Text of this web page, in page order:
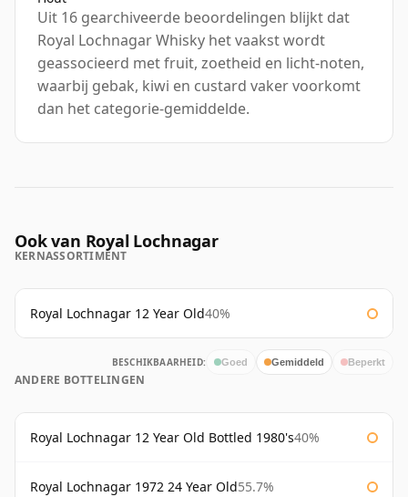
Uit 16 gearchiveerde beoordelingen blijkt dat
Royal Lochnagar Whisky het vaakst wordt
geassocieerd met fruit, zoetheid en licht-noten,
waarbij gebak, kiwi en custard vaker voorkomt
dan het categorie-gemiddelde.
Ook van Royal Lochnagar
KERNASSORTIMENT
Royal Lochnagar 12 Year Old40%
BESCHIKBAARHEID: Goed Gemiddeld Beperkt
ANDERE BOTTELINGEN
Royal Lochnagar 12 Year Old Bottled 1980's40%
Royal Lochnagar 1972 24 Year Old55.7%